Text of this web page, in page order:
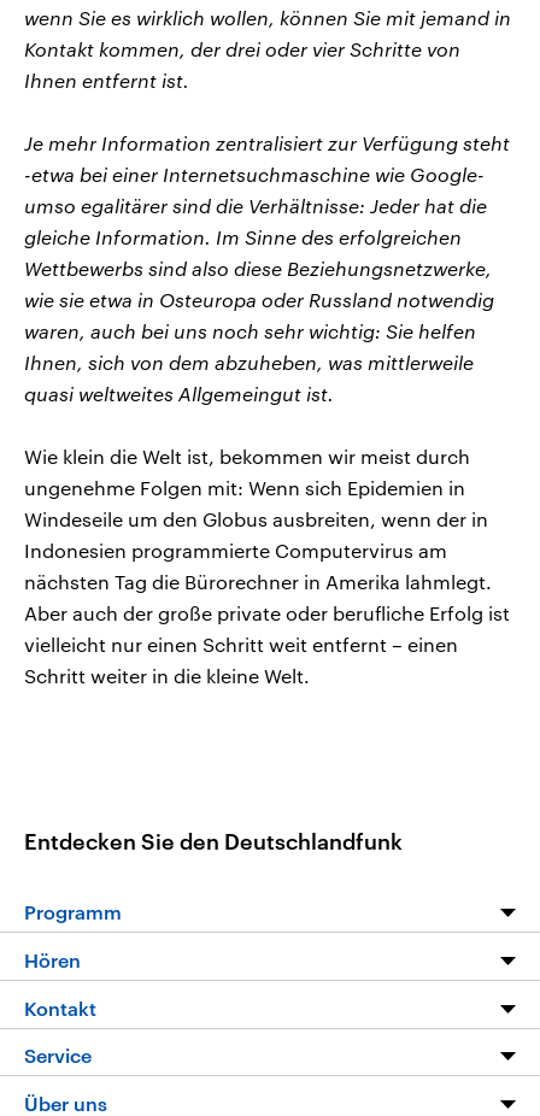
wenn Sie es wirklich wollen, können Sie mit jemand in
Kontakt kommen, der drei oder vier Schritte von
Ihnen entfernt ist.
Je mehr Information zentralisiert zur Verfügung steht
-etwa bei einer Internetsuchmaschine wie Google-
umso egalitärer sind die Verhältnisse: Jeder hat die
gleiche Information. Im Sinne des erfolgreichen
Wettbewerbs sind also diese Beziehungsnetzwerke,
wie sie etwa in Osteuropa oder Russland notwendig
waren, auch bei uns noch sehr wichtig: Sie helfen
Ihnen, sich von dem abzuheben, was mittlerweile
quasi weltweites Allgemeingut ist.
Wie klein die Welt ist, bekommen wir meist durch
ungenehme Folgen mit: Wenn sich Epidemien in
Windeseile um den Globus ausbreiten, wenn der in
Indonesien programmierte Computervirus am
nächsten Tag die Bürorechner in Amerika lahmlegt.
Aber auch der große private oder berufliche Erfolg ist
vielleicht nur einen Schritt weit entfernt – einen
Schritt weiter in die kleine Welt.
Entdecken Sie den Deutschlandfunk
Programm
Die Nachrichten
Nachrichtenleicht
Neue Beiträge auf dlf.de
Hören
Livestream
Podcasts
Kontakt
Hörerservice
Service
FAQ
Über uns